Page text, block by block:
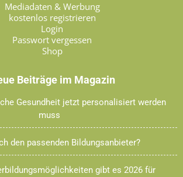
Mediadaten & Werbung
kostenlos registrieren
Login
Passwort vergessen
Shop
Beiträge im Magazin
Gesundheit jetzt personalisiert werden
muss
den passenden Bildungsanbieter?
gibt es 2026 für